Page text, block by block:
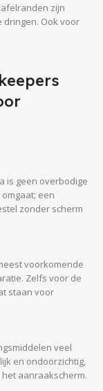
zijn
dringen. Ook voor
is geen overbodige
een
zonder scherm
voorkomende
Zelfs voor de
staan voor
veel
en ondoorzichtig,
aanraakscherm.